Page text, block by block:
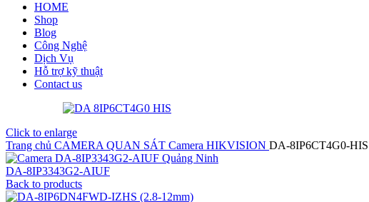
HOME
Shop
Blog
Công Nghệ
Dịch Vụ
Hỗ trợ kỹ thuật
Contact us
Click to enlarge
Trang chủ CAMERA QUAN SÁT Camera HIKVISION DA-8IP6CT4G0-HIS
DA-8IP3343G2-AIUF
Back to products